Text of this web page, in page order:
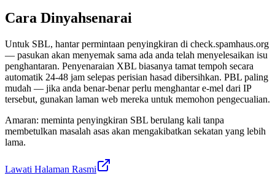
Cara Dinyahsenarai
Untuk SBL, hantar permintaan penyingkiran di check.spamhaus.org
— pasukan akan menyemak sama ada anda telah menyelesaikan isu
penghantaran. Penyenaraian XBL biasanya tamat tempoh secara
automatik 24-48 jam selepas perisian hasad dibersihkan. PBL paling
mudah — jika anda benar-benar perlu menghantar e-mel dari IP
tersebut, gunakan laman web mereka untuk memohon pengecualian.
Amaran: meminta penyingkiran SBL berulang kali tanpa
membetulkan masalah asas akan mengakibatkan sekatan yang lebih
lama.
Lawati Halaman Rasmi